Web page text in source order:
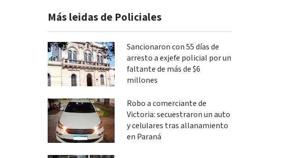
Más leidas de Policiales
Sancionaron con 55 días de
arresto a exjefe policial por un
faltante de más de $6
millones
Robo a comerciante de
Victoria: secuestraron un auto
y celulares tras allanamiento
en Paraná